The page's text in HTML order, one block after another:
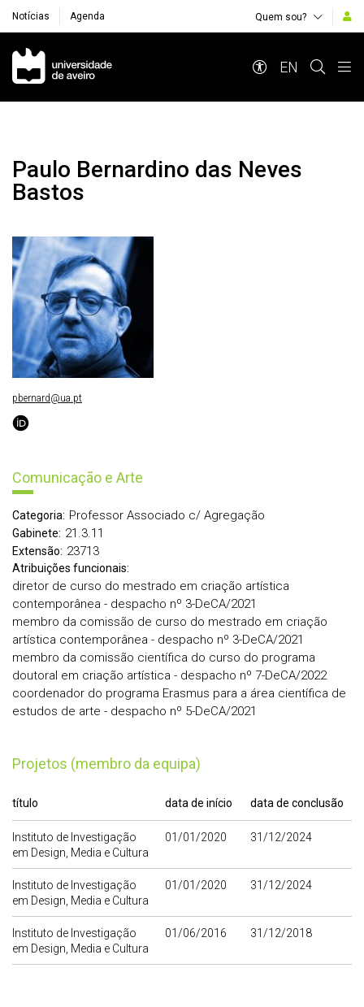
Notícias Agenda Quem sou?
Navegação Principal
EN
Paulo Bernardino das Neves
Bastos
Comunicação e Arte
Categoria: Professor Associado c/ Agregação
Gabinete: 21.3.11
Extensão: 23713
Atribuições funcionais:
diretor de curso do mestrado em criação artística
contemporânea - despacho nº 3-DeCA/2021
membro da comissão de curso do mestrado em criação
artística contemporânea - despacho nº 3-DeCA/2021
membro da comissão científica do curso do programa
doutoral em criação artística - despacho nº 7-DeCA/2022
coordenador do programa Erasmus para a área científica de
estudos de arte - despacho nº 5-DeCA/2021
Projetos (membro da equipa)
título data de início data de conclusão
Instituto de Investigação
em Design, Media e Cultura
01/01/2020 31/12/2024
Instituto de Investigação
em Design, Media e Cultura
01/01/2020 31/12/2024
Instituto de Investigação
em Design, Media e Cultura
01/06/2016 31/12/2018
pbernard@ua.pt